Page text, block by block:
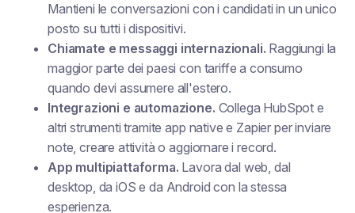
Mantieni le conversazioni con i candidati in un unico
posto su tutti i dispositivi.
Chiamate e messaggi internazionali. Raggiungi la
maggior parte dei paesi con tariffe a consumo
quando devi assumere all'estero.
Integrazioni e automazione. Collega HubSpot e
altri strumenti tramite app native e Zapier per inviare
note, creare attività o aggiornare i record.
App multipiattaforma. Lavora dal web, dal
desktop, da iOS e da Android con la stessa
esperienza.